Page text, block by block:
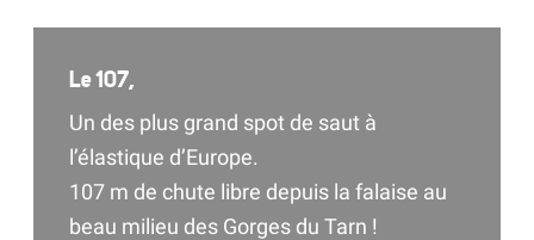
Le 107,
Un des plus grand spot de saut à
l’élastique d’Europe.
107 m de chute libre depuis la falaise au
beau milieu des Gorges du Tarn !